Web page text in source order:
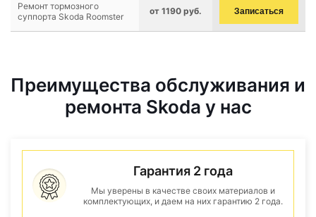
Ремонт тормозного
суппорта Skoda Roomster
от 1190 руб. Записаться
Преимущества обслуживания и
ремонта Skoda у нас
Гарантия 2 года
Мы уверены в качестве своих материалов и
комплектующих, и даем на них гарантию 2 года.